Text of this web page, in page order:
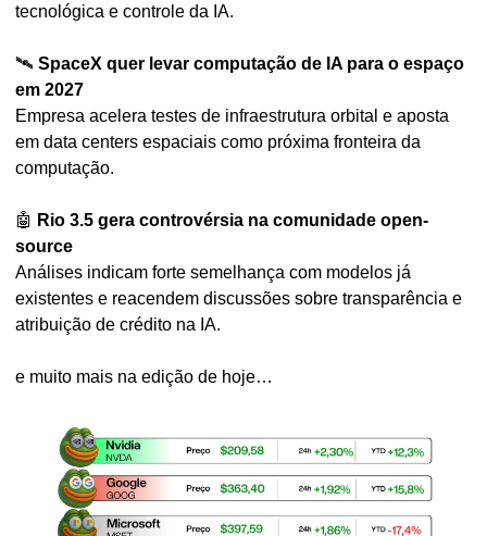
tecnológica e controle da IA.
🛰️ SpaceX quer levar computação de IA para o espaço
em 2027
Empresa acelera testes de infraestrutura orbital e aposta
em data centers espaciais como próxima fronteira da
computação.
🤖 Rio 3.5 gera controvérsia na comunidade open-
source
Análises indicam forte semelhança com modelos já
existentes e reacendem discussões sobre transparência e
atribuição de crédito na IA.
e muito mais na edição de hoje…